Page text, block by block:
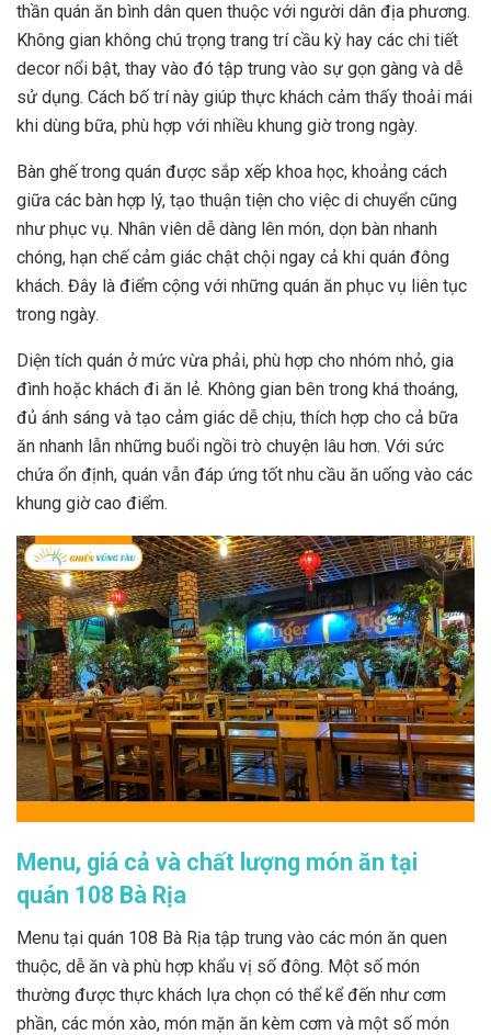
thần quán ăn bình dân quen thuộc với người dân địa phương.
Không gian không chú trọng trang trí cầu kỳ hay các chi tiết
decor nổi bật, thay vào đó tập trung vào sự gọn gàng và dễ
sử dụng. Cách bố trí này giúp thực khách cảm thấy thoải mái
khi dùng bữa, phù hợp với nhiều khung giờ trong ngày.
Bàn ghế trong quán được sắp xếp khoa học, khoảng cách
giữa các bàn hợp lý, tạo thuận tiện cho việc di chuyển cũng
như phục vụ. Nhân viên dễ dàng lên món, dọn bàn nhanh
chóng, hạn chế cảm giác chật chội ngay cả khi quán đông
khách. Đây là điểm cộng với những quán ăn phục vụ liên tục
trong ngày.
Diện tích quán ở mức vừa phải, phù hợp cho nhóm nhỏ, gia
đình hoặc khách đi ăn lẻ. Không gian bên trong khá thoáng,
đủ ánh sáng và tạo cảm giác dễ chịu, thích hợp cho cả bữa
ăn nhanh lẫn những buổi ngồi trò chuyện lâu hơn. Với sức
chứa ổn định, quán vẫn đáp ứng tốt nhu cầu ăn uống vào các
khung giờ cao điểm.
Menu, giá cả và chất lượng món ăn tại
quán 108 Bà Rịa
Menu tại quán 108 Bà Rịa tập trung vào các món ăn quen
thuộc, dễ ăn và phù hợp khẩu vị số đông. Một số món
thường được thực khách lựa chọn có thể kể đến như cơm
phần, các món xào, món mặn ăn kèm cơm và một số món